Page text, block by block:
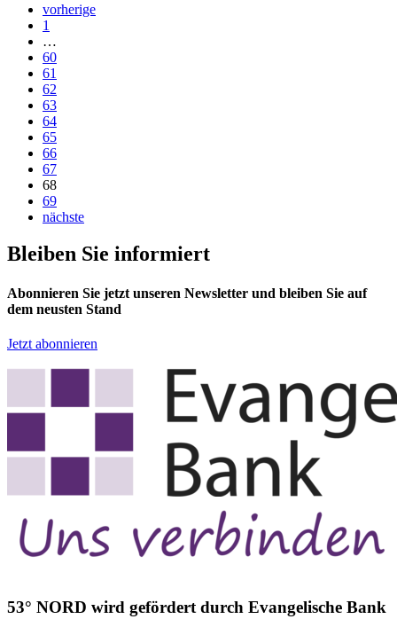
vorherige
1
…
60
61
62
63
64
65
66
67
68
69
nächste
Bleiben Sie informiert
Abonnieren Sie jetzt unseren Newsletter und bleiben Sie auf
dem neusten Stand
Jetzt abonnieren
53° NORD wird gefördert durch Evangelische Bank